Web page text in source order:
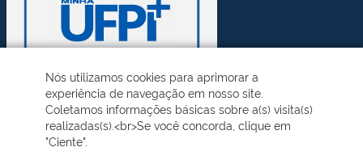
Nós utilizamos cookies para aprimorar a
experiência de navegação em nosso site.
Coletamos informações básicas sobre a(s) visita(s)
realizadas(s).<br>Se você concorda, clique em
"Ciente".